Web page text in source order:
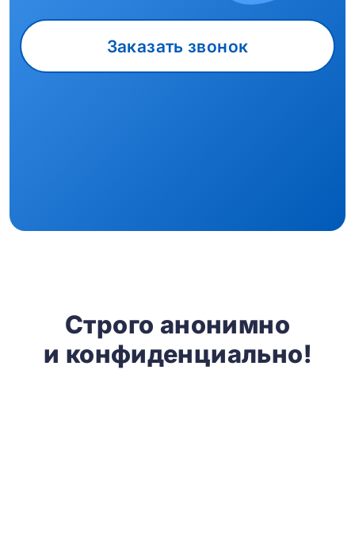
Заказать звонок
Строго анонимно
и конфиденциально!